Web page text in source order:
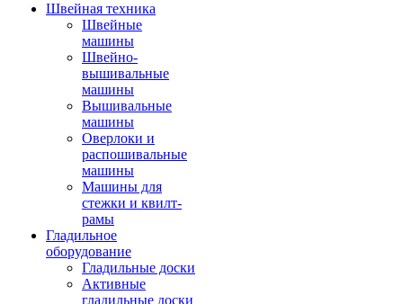
Швейная техника
Швейные
машины
Швейно-
вышивальные
машины
Вышивальные
машины
Оверлоки и
распошивальные
машины
Машины для
стежки и квилт-
рамы
Гладильное
оборудование
Гладильные доски
Активные
гладильные доски